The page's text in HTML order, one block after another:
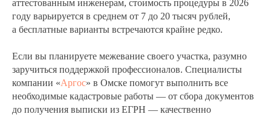
аттестованным инженерам, стоимость процедуры в 2026
году варьируется в среднем от 7 до 20 тысяч рублей,
а бесплатные варианты встречаются крайне редко.
Если вы планируете межевание своего участка, разумно
заручиться поддержкой профессионалов. Специалисты
компании «Аргос» в Омске помогут выполнить все
необходимые кадастровые работы — от сбора документов
до получения выписки из ЕГРН — качественно